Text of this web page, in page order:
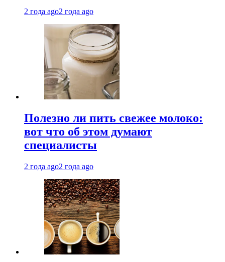
2 года ago2 года ago
Полезно ли пить свежее молоко:
вот что об этом думают
специалисты
2 года ago2 года ago